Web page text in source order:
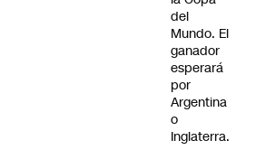
del
Mundo. El
ganador
esperará
por
Argentina
o
Inglaterra.